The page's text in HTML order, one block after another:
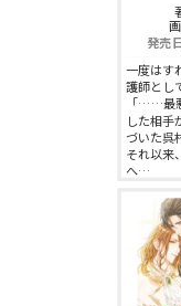
発売
一度はす
護師とし
「……最
した相手
づいた呉
それ以来
へ…